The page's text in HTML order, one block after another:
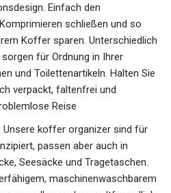
Einfach den
schließen und so
Koffer sparen. Unterschiedlich
für Ordnung in Ihrer
und Toilettenartikeln. Halten Sie
verpackt, faltenfrei und
Reise
Unsere koffer organizer sind für
passen aber auch in
Seesäcke und Tragetaschen.
maschinenwaschbarem